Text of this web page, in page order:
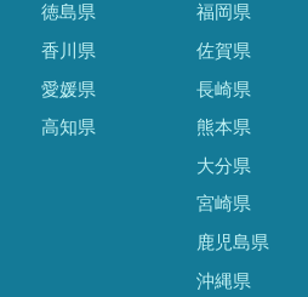
徳島県
香川県
愛媛県
高知県
福岡県
佐賀県
長崎県
熊本県
大分県
宮崎県
鹿児島県
沖縄県